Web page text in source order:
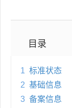
目录
1 标准状态
2 基础信息
3 备案信息